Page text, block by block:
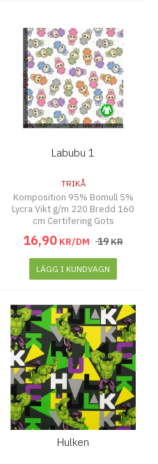
Labubu 1
TRIKÅ
Komposition 95% Bomull 5%
Lycra Vikt g/m 220 Bredd 160
cm Certifering Gots
16,90 KR/DM 19KR
LÄGG I KUNDVAGN
Hulken